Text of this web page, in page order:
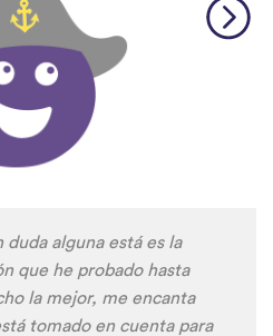
duda alguna está es la
que he probado hasta
la mejor, me encanta
tomado en cuenta para